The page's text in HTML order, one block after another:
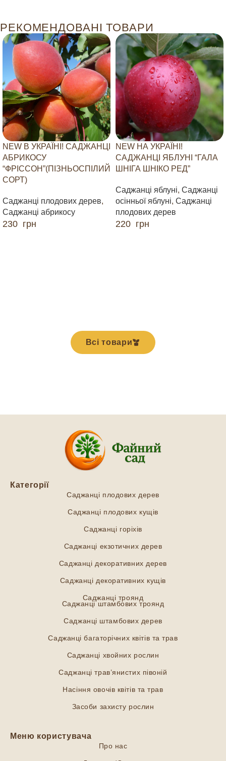
РЕКОМЕНДОВАНІ ТОВАРИ
NEW В УКРАЇНІ! САДЖАНЦІ
АБРИКОСУ
“ФРІССОН”(ПІЗНЬОСПІЛИЙ
СОРТ)
Саджанці плодових дерев,
Саджанці абрикосу
230 грн
NEW НА УКРАЇНІ!
САДЖАНЦІ ЯБЛУНІ “ГАЛА
ШНІГА ШНІКО РЕД”
Саджанці яблуні, Саджанці
осінньої яблуні, Саджанці
плодових дерев
220 грн
Всі товари
Категорії
Саджанці плодових дерев
Саджанці плодових кущів
Саджанці горіхів
Саджанці екзотичних дерев
Саджанці декоративних дерев
Саджанці декоративних кущів
Саджанці троянд
Саджанці штамбових троянд
Саджанці штамбових дерев
Саджанці багаторічних квітів та трав
Саджанці хвойних рослин
Саджанці трав’янистих півоній
Насіння овочів квітів та трав
Засоби захисту рослин
Меню користувача
Про нас